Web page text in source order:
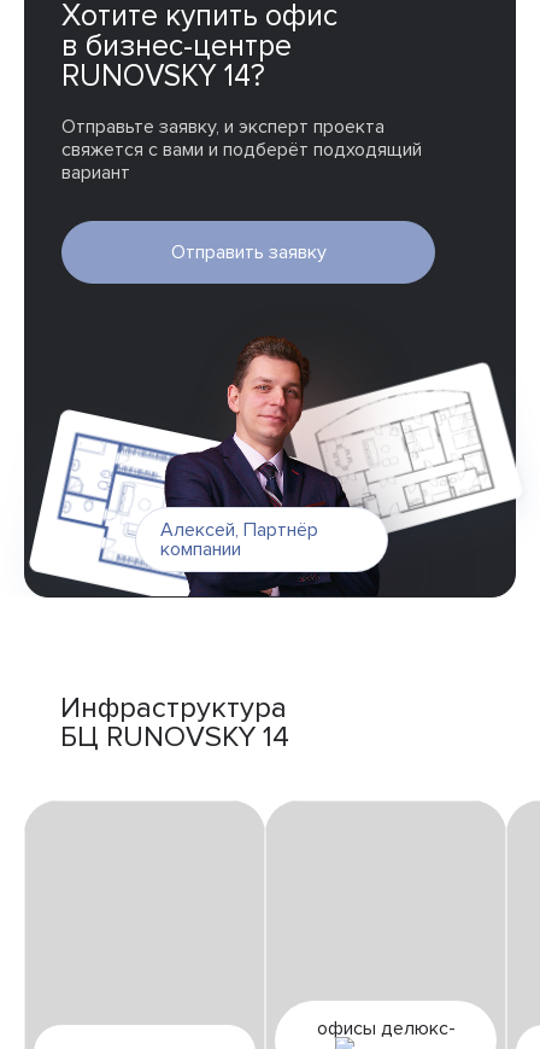
Хотите купить офис
в бизнес-центре
RUNOVSKY 14?
Отправьте заявку, и эксперт проекта
свяжется с вами и подберёт подходящий
вариант
Отправить заявку
Алексей, Партнёр
компании
Инфраструктура
БЦ RUNOVSKY 14
офисы делюкс-